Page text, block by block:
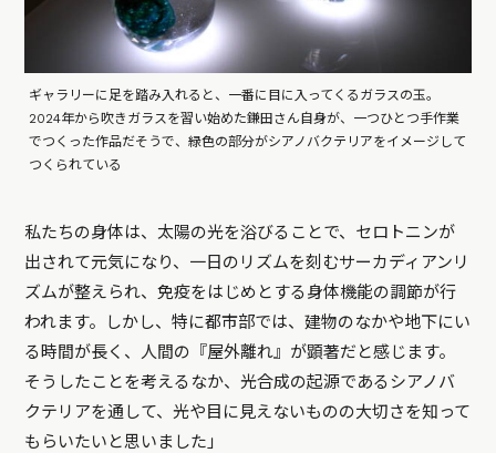
ギャラリーに足を踏み入れると、一番に目に入ってくるガラスの玉。
2024年から吹きガラスを習い始めた鎌田さん自身が、一つひとつ手作業
でつくった作品だそうで、緑色の部分がシアノバクテリアをイメージして
つくられている
私たちの身体は、太陽の光を浴びることで、セロトニンが
出されて元気になり、一日のリズムを刻むサーカディアンリ
ズムが整えられ、免疫をはじめとする身体機能の調節が行
われます。しかし、特に都市部では、建物のなかや地下にい
る時間が長く、人間の『屋外離れ』が顕著だと感じます。
そうしたことを考えるなか、光合成の起源であるシアノバ
クテリアを通して、光や目に見えないものの大切さを知って
もらいたいと思いました」